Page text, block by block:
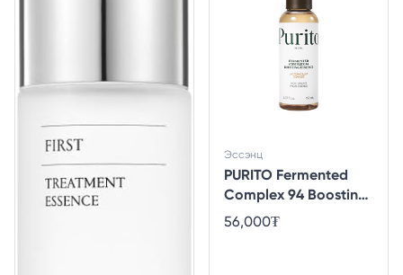
PURITO Fermented
Complex 94 Boosting
Essence_GLOBAL
[150ML]
Эссэнц
56,000₮